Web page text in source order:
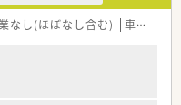
なし(ほぼなし含む) 車通勤可